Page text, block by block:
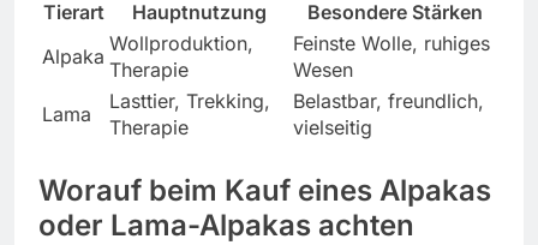
Tierart Hauptnutzung
Besondere Stärken
Alpaka
Wollproduktion,
Therapie
Feinste Wolle, ruhiges
Wesen
Lama
Lasttier, Trekking,
Therapie
Belastbar, freundlich,
vielseitig
Worauf beim Kauf eines Alpakas
oder Lama-Alpakas achten